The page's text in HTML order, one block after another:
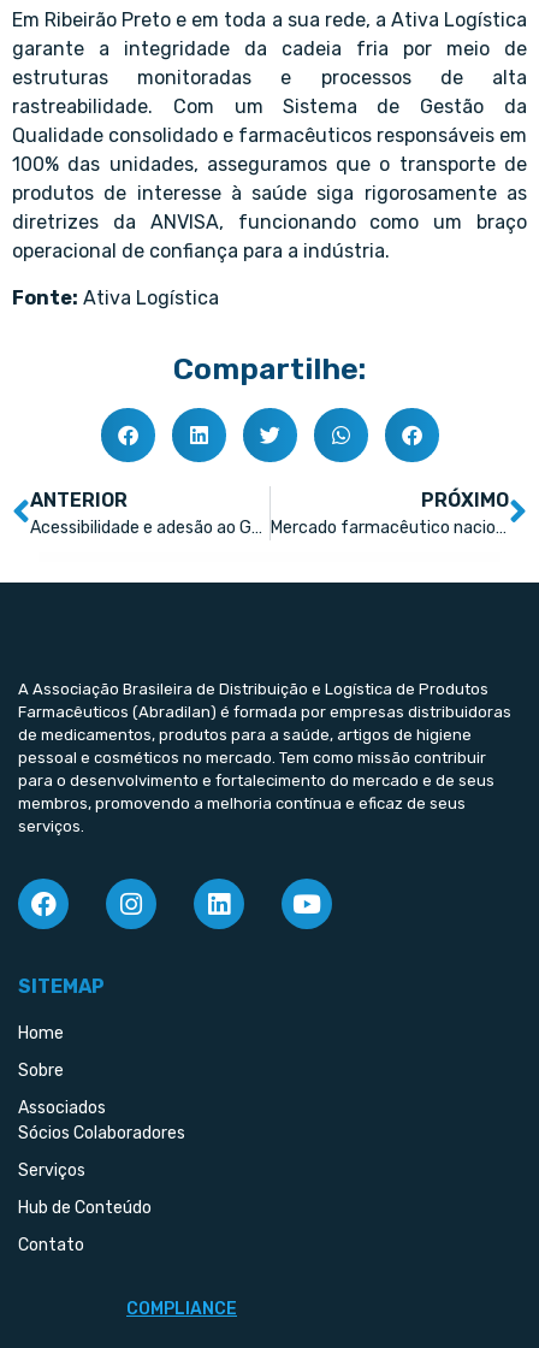
Em Ribeirão Preto e em toda a sua rede, a Ativa Logística
garante a integridade da cadeia fria por meio de
estruturas monitoradas e processos de alta
rastreabilidade. Com um Sistema de Gestão da
Qualidade consolidado e farmacêuticos responsáveis em
100% das unidades, asseguramos que o transporte de
produtos de interesse à saúde siga rigorosamente as
diretrizes da ANVISA, funcionando como um braço
operacional de confiança para a indústria.
Fonte: Ativa Logística
Compartilhe:
ANTERIOR
Acessibilidade e adesão ao GLP-1 ainda são os principais desafios no Brasil
PRÓXIMO
Mercado farmacêutico nacional apresenta crescimento de 5,77% em maio, de acordo com a IQVIA
A Associação Brasileira de Distribuição e Logística de Produtos
Farmacêuticos (Abradilan) é formada por empresas distribuidoras
de medicamentos, produtos para a saúde, artigos de higiene
pessoal e cosméticos no mercado. Tem como missão contribuir
para o desenvolvimento e fortalecimento do mercado e de seus
membros, promovendo a melhoria contínua e eficaz de seus
serviços.
SITEMAP
Home
Sobre
Associados
Sócios Colaboradores
Serviços
Hub de Conteúdo
Contato
COMPLIANCE